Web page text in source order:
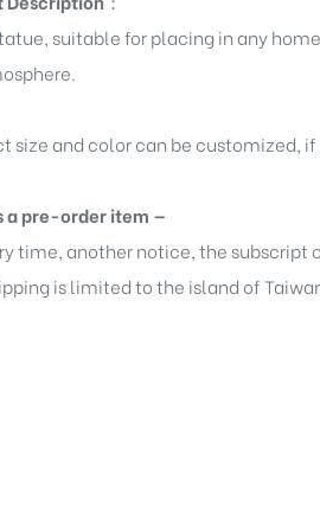
suitable for placing in any
size and color can be customized,
a pre-order item —
time, another notice, the
is limited to the island of